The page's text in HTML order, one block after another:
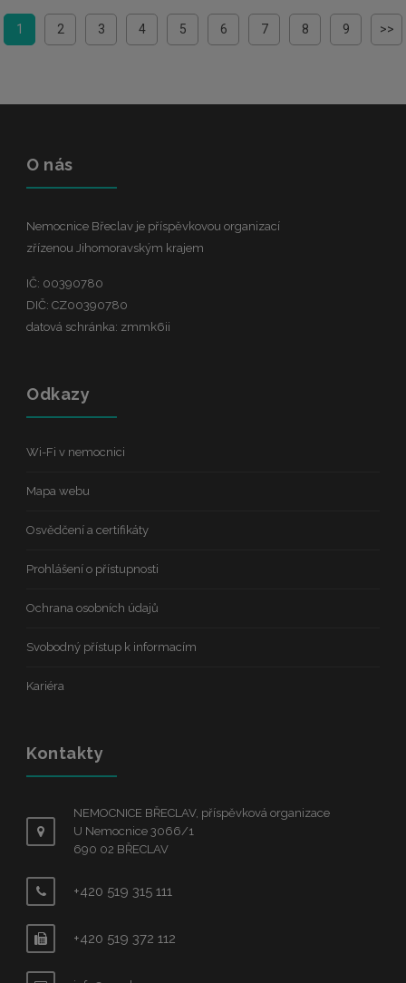
1 2 3 4 5 6 7 8 9 >>
O nás
Nemocnice Břeclav je příspěvkovou organizací
zřízenou Jihomoravským krajem
IČ: 00390780
DIČ: CZ00390780
datová schránka: zmmk6ii
Odkazy
Wi-Fi v nemocnici
Mapa webu
Osvědčení a certifikáty
Prohlášení o přístupnosti
Ochrana osobních údajů
Svobodný přístup k informacím
Kariéra
Kontakty
NEMOCNICE BŘECLAV, příspěvková organizace
U Nemocnice 3066/1
690 02 BŘECLAV
+420 519 315 111
+420 519 372 112